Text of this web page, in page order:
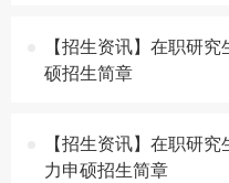
【招生资讯】在职研
硕招生简章
【招生资讯】在职研
力申硕招生简章